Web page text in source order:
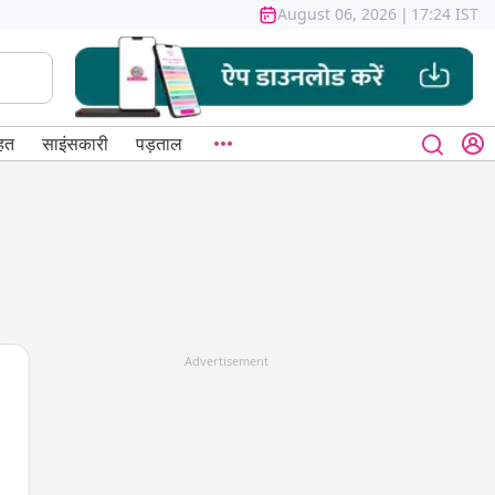
August 06, 2026 | 17:24 IST
साइंसकारी पड़ताल
Advertisement